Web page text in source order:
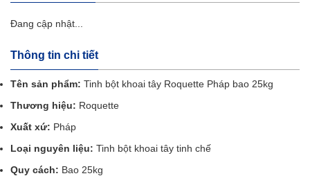
Đang cập nhật...
Thông tin chi tiết
Tên sản phẩm: Tinh bột khoai tây Roquette Pháp bao 25kg
Thương hiệu: Roquette
Xuất xứ: Pháp
Loại nguyên liệu: Tinh bột khoai tây tinh chế
Quy cách: Bao 25kg